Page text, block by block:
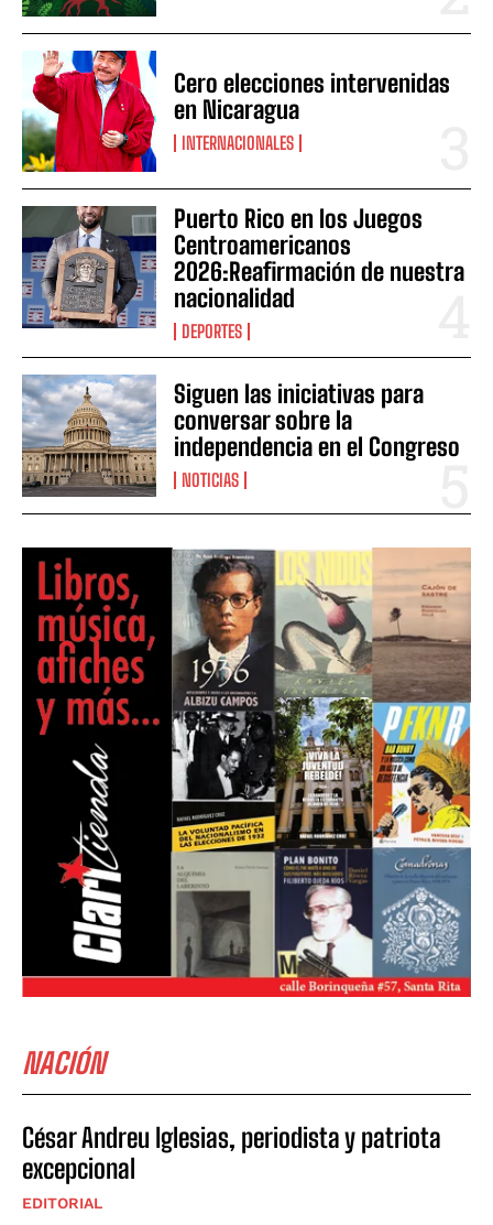
Cero elecciones intervenidas
en Nicaragua
INTERNACIONALES
Puerto Rico en los Juegos
Centroamericanos
2026:Reafirmación de nuestra
nacionalidad
DEPORTES
Siguen las iniciativas para
conversar sobre la
independencia en el Congreso
NOTICIAS
NACIÓN
César Andreu Iglesias, periodista y patriota
excepcional
EDITORIAL